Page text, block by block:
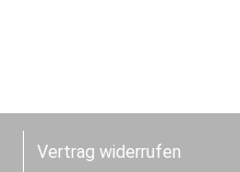
Vertrag widerrufen